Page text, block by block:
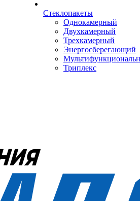
Стеклопакеты
Однокамерный
Двухкамерный
Трехкамерный
Энергосберегающий
Триплекс